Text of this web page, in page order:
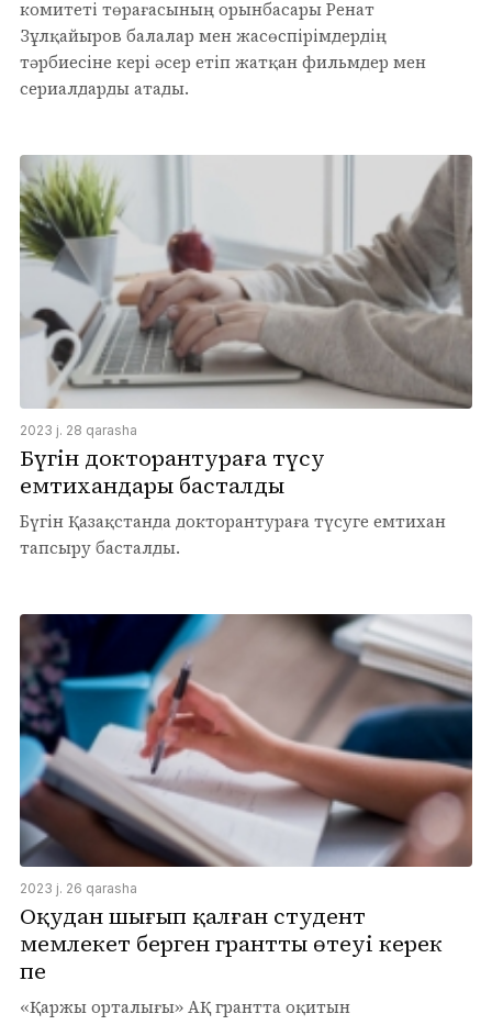
комитеті төрағасының орынбасары Ренат
Зұлқайыров балалар мен жасөспірімдердің
тәрбиесіне кері әсер етіп жатқан фильмдер мен
сериалдарды атады.
2023 j. 28 qarasha
Бүгін докторантураға түсу
емтихандары басталды
Бүгін Қазақстанда докторантураға түсуге емтихан
тапсыру басталды.
2023 j. 26 qarasha
Оқудан шығып қалған студент
мемлекет берген грантты өтеуі керек
пе
«Қаржы орталығы» АҚ грантта оқитын